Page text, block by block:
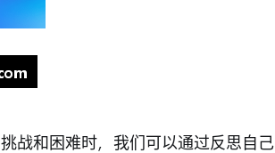
战和困难时，我们可以通过反思自己